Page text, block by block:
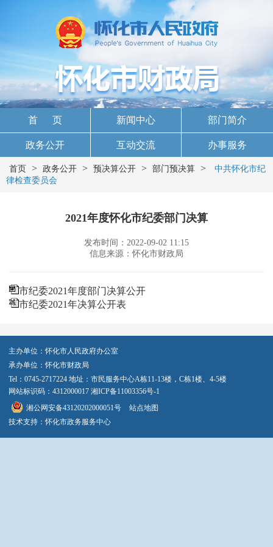
首 页 新闻中心 部门简介
政务公开 互动交流 办事服务
首页 > 政务公开 > 预决算公开 > 部门预决算 >
中共怀化市纪
律检查委员会
2021年度怀化市纪委部门决算
发布时间：2022-09-02 11:15
信息来源：怀化市财政局
市纪委2021年度部门决算公开
市纪委2021年决算公开表
主办单位：怀化市人民政府办公室
承办单位：怀化市财政局
Tel：0745-2717224 地址：市民服务中心A栋11-13楼，C栋1楼、4-5楼
网站标识码：4312000017 湘ICP备11003356号-1
湘公网安备43120202000051号
站点地图
技术支持：怀化市政务服务中心